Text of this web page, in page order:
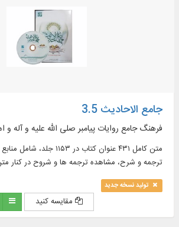
ومعاجم اللغة باللغتين العربية و الفارسية في ۶۲ مجلداً بقابليات البحث
جامع الاحادیث 3.5
فرهنگ جامع روایات پیامبر صلی الله علیه و آله و
متن کامل ۴۳۱ عنوان کتاب در
ترجمه و شرح، مشاهده ترجمه ها و شروح در کنار
موضوعات : اخلاق، ادعیه، تاریخ، تفسیر و ...
تولید نسخه جدید
مقایسه کنید